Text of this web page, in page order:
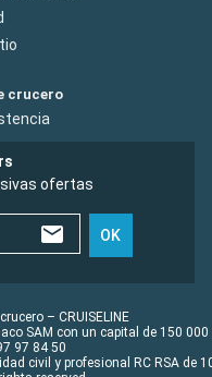
crucero
ofertas
OK
– CRUISELINE
SAM con un capital de 150 000
97 84 50
civil y profesional RC RSA de